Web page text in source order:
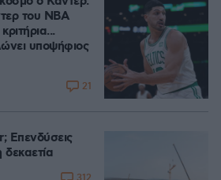
του NBA
υποψήφιος
21
Επενδύσεις